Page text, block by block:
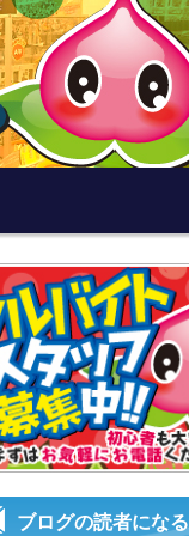
ブログの読者になる